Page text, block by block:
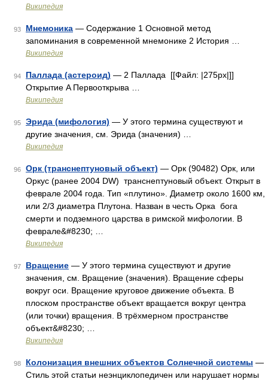
Википедия
93 Мнемоника — Содержание 1 Основной метод
запоминания в современной мнемонике 2 История …
Википедия
94 Паллада (астероид) — 2 Паллада [[Файл: |275px|]]
Открытие A Первооткрыва …
Википедия
95 Эрида (мифология) — У этого термина существуют и
другие значения, см. Эрида (значения) …
Википедия
96 Орк (транснептуновый объект) — Орк (90482) Орк, или
Оркус (ранее 2004 DW) транснептуновый объект. Открыт в
феврале 2004 года. Тип «плутино». Диаметр около 1600 км,
или 2/3 диаметра Плутона. Назван в честь Орка бога
смерти и подземного царства в римской мифологии. В
феврале&#8230; …
Википедия
97 Вращение — У этого термина существуют и другие
значения, см. Вращение (значения). Вращение сферы
вокруг оси. Вращение круговое движение объекта. В
плоском пространстве объект вращается вокруг центра
(или точки) вращения. В трёхмерном пространстве
объект&#8230; …
Википедия
98 Колонизация внешних объектов Солнечной системы —
Стиль этой статьи неэнциклопедичен или нарушает нормы